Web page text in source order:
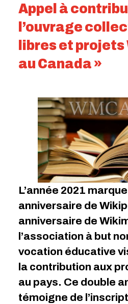
Appel à
l’ouvrage
libres et projets
au Canada »
L’année 2021
anniversaire de
anniversaire de
l’association à but
vocation éducative
la contribution aux
au pays. Ce double
témoigne de